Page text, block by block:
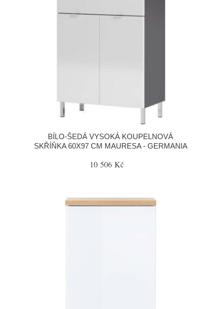
BÍLO-ŠEDÁ VYSOKÁ KOUPELNOVÁ
SKŘÍŇKA 60X97 CM MAURESA - GERMANIA
10 506 Kč